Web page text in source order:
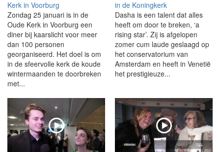
Kerk in Voorburg
Zondag 25 januari is in de
Oude Kerk in Voorburg een
diner bij kaarslicht voor meer
dan 100 personen
georganiseerd. Het doel is om
in de sfeervolle kerk de koude
wintermaanden te doorbreken
met...
in de Koningkerk
Dasha is een talent dat alles
heeft om door te breken, ‘a
rising star’. Zij is afgelopen
zomer cum laude geslaagd op
het conservatorium van
Amsterdam en heeft in Venetië
het prestigieuze...